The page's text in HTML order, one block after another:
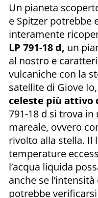
Un pianeta
e Spitzer potrebbe
interamente
LP 791-18 d, un
al nostro e
vulcaniche con la
satellite di Giove Io,
celeste più attivo
791-18 d si trova
mareale, ovvero
rivolto alla stella. Il
temperature
l’acqua liquida
anche se
potrebbe